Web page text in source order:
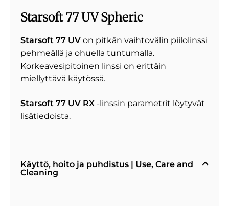
Starsoft 77 UV Spheric
Starsoft 77 UV on pitkän vaihtovälin piilolinssi
pehmeällä ja ohuella tuntumalla.
Korkeavesipitoinen linssi on erittäin
miellyttävä käytössä.
Starsoft 77 UV RX -linssin parametrit löytyvät
lisätiedoista.
Käyttö, hoito ja puhdistus | Use, Care and
Cleaning